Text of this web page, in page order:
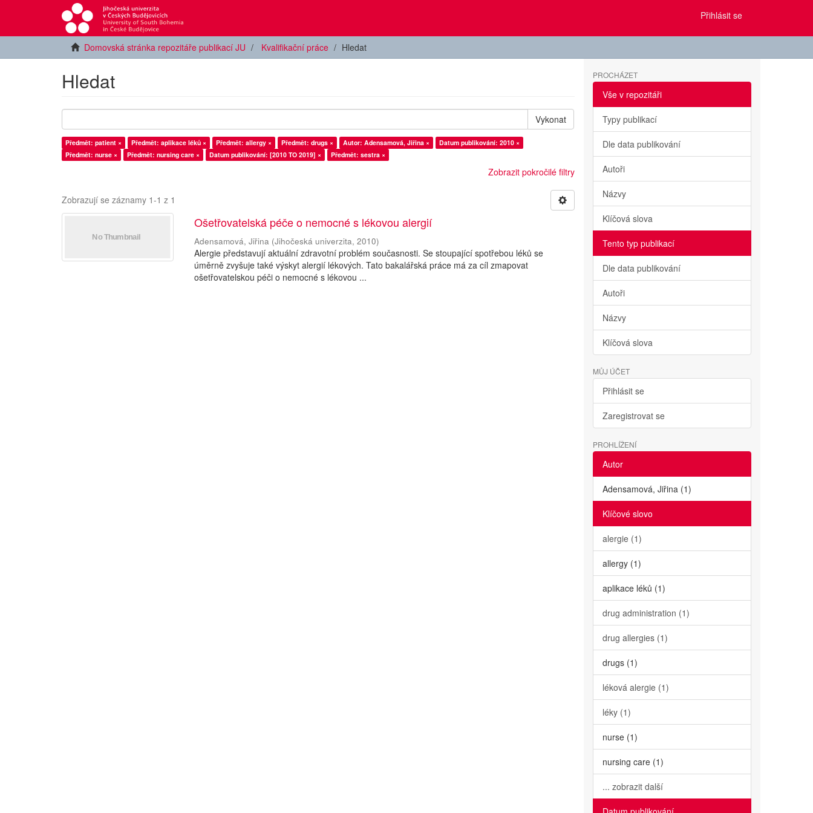
Přihlásit se
Domovská stránka repozitáře publikací JU Kvalifikační práce Hledat
Hledat
Vykonat
Předmět: patient × Předmět: aplikace léků × Předmět: allergy × Předmět: drugs × Autor: Adensamová, Jiřina ×
Datum publikování: 2010 ×
Předmět: nurse ×
Předmět: nursing care × Datum publikování: [2010 TO 2019] × Předmět: sestra ×
Zobrazit pokročilé filtry
Zobrazují se záznamy 1-1 z 1
Ošetřovatelská péče o nemocné s lékovou alergií
Adensamová, Jiřina (Jihočeská univerzita,2010)
Alergie představují aktuální zdravotní problém současnosti. Se stoupající spotřebou léků se
úměrně zvyšuje také výskyt alergií lékových. Tato bakalářská práce má za cíl zmapovat
ošetřovatelskou péči o nemocné s lékovou ...
PROCHÁZET
Vše v repozitáři
Typy publikací
Dle data publikování
Autoři
Názvy
Klíčová slova
Tento typ publikací
Dle data publikování
Autoři
Názvy
Klíčová slova
MŮJ ÚČET
Přihlásit se
Zaregistrovat se
PROHLÍŽENÍ
Autor
Adensamová, Jiřina (1)
Klíčové slovo
alergie (1)
allergy (1)
aplikace léků (1)
drug administration (1)
drug allergies (1)
drugs (1)
léková alergie (1)
léky (1)
nurse (1)
nursing care (1)
... zobrazit další